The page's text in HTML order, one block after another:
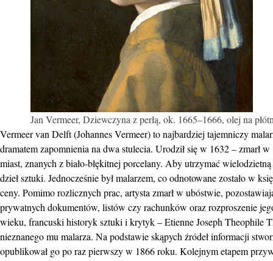
Jan Vermeer, Dziewczyna z perłą, ok. 1665–1666, olej na
Vermeer van Delft (Johannes Vermeer) to najbardziej tajemniczy
dramatem zapomnienia na dwa stulecia. Urodził się w 1632 – zmarł
miast, znanych z biało-błękitnej porcelany. Aby utrzymać
dzieł sztuki. Jednocześnie był malarzem, co odnotowane zostało w
ceny. Pomimo rozlicznych prac, artysta zmarł w ubóstwie,
prywatnych dokumentów, listów czy rachunków oraz rozproszenie
wieku, francuski historyk sztuki i krytyk – Etienne Joseph Theophile
nieznanego mu malarza. Na podstawie skąpych źródeł informacji
opublikował go po raz pierwszy w 1866 roku. Kolejnym etapem